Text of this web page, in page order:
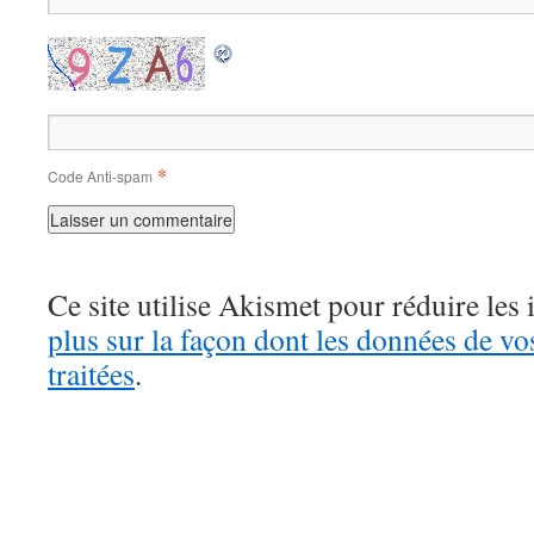
Code Anti-spam *
Ce site utilise Akismet pour réduire les
plus sur la façon dont les données de
traitées.